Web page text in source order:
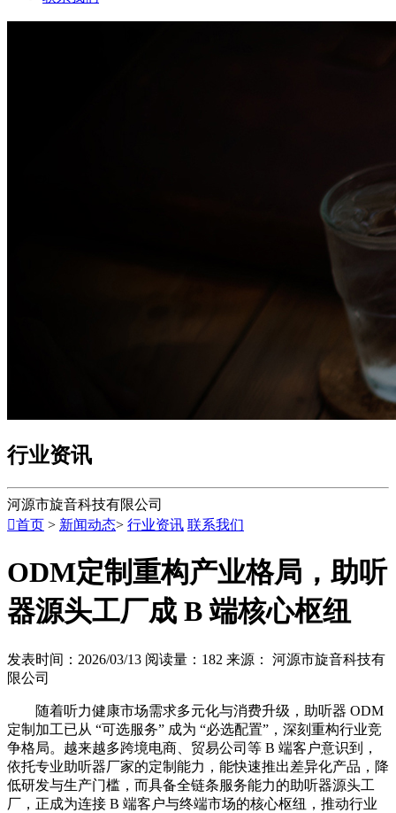
行业资讯
河源市旋音科技有限公司
首页 > 新闻动态> 行业资讯 联系我们
ODM定制重构产业格局，助听
器源头工厂成 B 端核心枢纽
发表时间：2026/03/13 阅读量：182 来源： 河源市旋音科技有
限公司
随着听力健康市场需求多元化与消费升级，助听器 ODM
定制加工已从 “可选服务” 成为 “必选配置”，深刻重构行业竞
争格局。越来越多跨境电商、贸易公司等 B 端客户意识到，
依托专业助听器厂家的定制能力，能快速推出差异化产品，降
低研发与生产门槛，而具备全链条服务能力的助听器源头工
厂，正成为连接 B 端客户与终端市场的核心枢纽，推动行业